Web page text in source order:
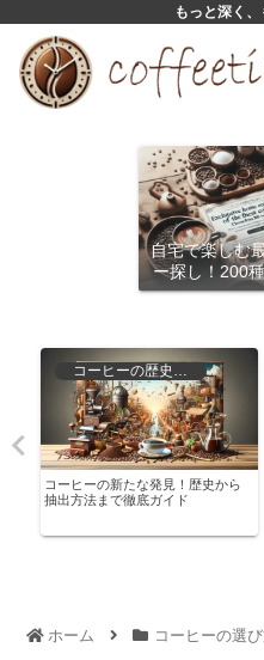
もっと深く
自宅で楽しむ
ー探し！200
ブスク
コーヒーの新たな発見！歴史から
抽出方法まで徹底ガイド
ホーム コーヒーの選